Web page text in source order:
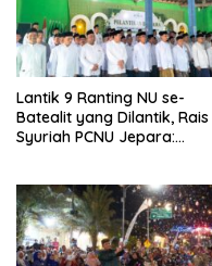
Lantik 9 Ranting NU se-
Batealit yang Dilantik, Rais
Syuriah PCNU Jepara: